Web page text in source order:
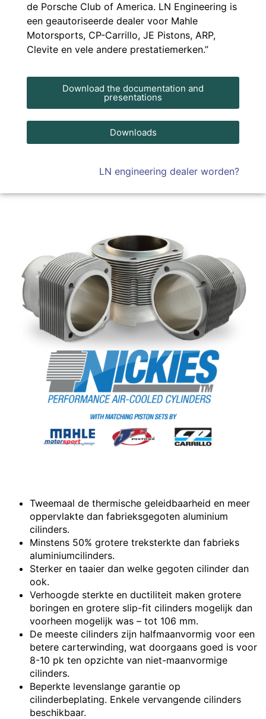
de Porsche Club of America. LN Engineering is
een geautoriseerde dealer voor Mahle
Motorsports, CP-Carrillo, JE Pistons, ARP,
Clevite en vele andere prestatiemerken.”
Download the documentation and
presentations
Downloads
LN engineering dealer worden?
Tweemaal de thermische geleidbaarheid en meer
oppervlakte dan fabrieksgegoten aluminium
cilinders.
Minstens 50% grotere treksterkte dan fabrieks
aluminiumcilinders.
Sterker en taaier dan welke gegoten cilinder dan
ook.
Verhoogde sterkte en ductiliteit maken grotere
boringen en grotere slip-fit ​​cilinders mogelijk dan
voorheen mogelijk was – tot 106 mm.
De meeste cilinders zijn halfmaanvormig voor een
betere carterwinding, wat doorgaans goed is voor
8-10 pk ten opzichte van niet-maanvormige
cilinders.
Beperkte levenslange garantie op
cilinderbeplating. Enkele vervangende cilinders
beschikbaar.